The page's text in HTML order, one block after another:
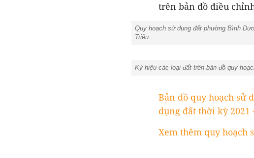
trên bản đồ điều
Quy hoạch sử dụng đất phường Bình
Triều.
Ký hiệu các loại đất trên bản đồ quy
Bản đồ quy hoạch sử
dụng đất thời kỳ 2021
Xem thêm quy hoạch